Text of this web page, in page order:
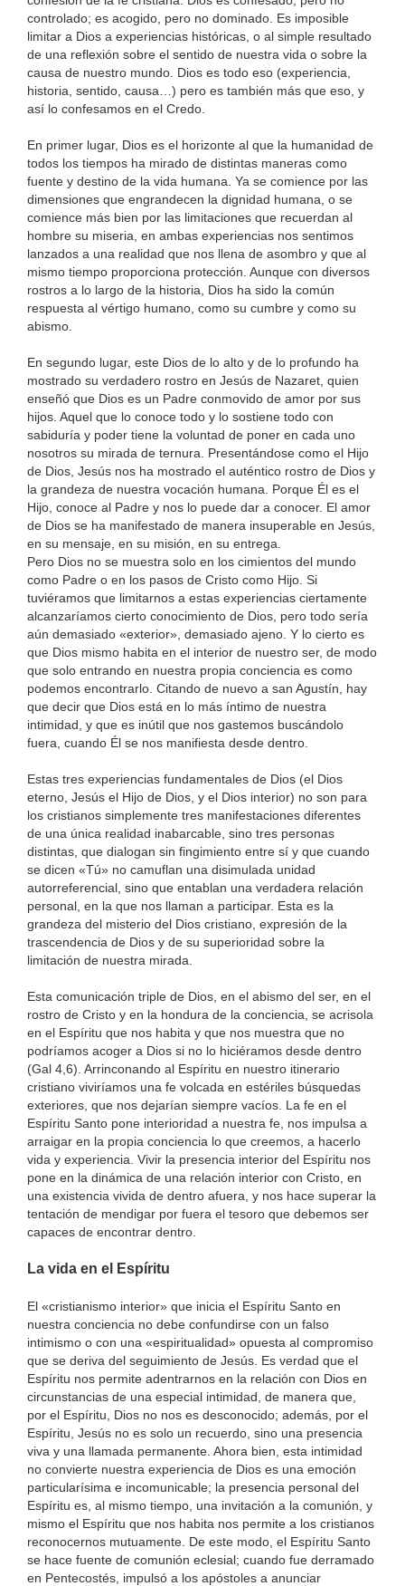
controlado; es acogido, pero no dominado. Es imposible
limitar a Dios a experiencias históricas, o al simple resultado
de una reflexión sobre el sentido de nuestra vida o sobre la
causa de nuestro mundo. Dios es todo eso (experiencia,
historia, sentido, causa…) pero es también más que eso, y
así lo confesamos en el Credo.
En primer lugar, Dios es el horizonte al que la humanidad de
todos los tiempos ha mirado de distintas maneras como
fuente y destino de la vida humana. Ya se comience por las
dimensiones que engrandecen la dignidad humana, o se
comience más bien por las limitaciones que recuerdan al
hombre su miseria, en ambas experiencias nos sentimos
lanzados a una realidad que nos llena de asombro y que al
mismo tiempo proporciona protección. Aunque con diversos
rostros a lo largo de la historia, Dios ha sido la común
respuesta al vértigo humano, como su cumbre y como su
abismo.
En segundo lugar, este Dios de lo alto y de lo profundo ha
mostrado su verdadero rostro en Jesús de Nazaret, quien
enseñó que Dios es un Padre conmovido de amor por sus
hijos. Aquel que lo conoce todo y lo sostiene todo con
sabiduría y poder tiene la voluntad de poner en cada uno
nosotros su mirada de ternura. Presentándose como el Hijo
de Dios, Jesús nos ha mostrado el auténtico rostro de Dios y
la grandeza de nuestra vocación humana. Porque Él es el
Hijo, conoce al Padre y nos lo puede dar a conocer. El amor
de Dios se ha manifestado de manera insuperable en Jesús,
en su mensaje, en su misión, en su entrega.
Pero Dios no se muestra solo en los cimientos del mundo
como Padre o en los pasos de Cristo como Hijo. Si
tuviéramos que limitarnos a estas experiencias ciertamente
alcanzaríamos cierto conocimiento de Dios, pero todo sería
aún demasiado «exterior», demasiado ajeno. Y lo cierto es
que Dios mismo habita en el interior de nuestro ser, de modo
que solo entrando en nuestra propia conciencia es como
podemos encontrarlo. Citando de nuevo a san Agustín, hay
que decir que Dios está en lo más íntimo de nuestra
intimidad, y que es inútil que nos gastemos buscándolo
fuera, cuando Él se nos manifiesta desde dentro.
Estas tres experiencias fundamentales de Dios (el Dios
eterno, Jesús el Hijo de Dios, y el Dios interior) no son para
los cristianos simplemente tres manifestaciones diferentes
de una única realidad inabarcable, sino tres personas
distintas, que dialogan sin fingimiento entre sí y que cuando
se dicen «Tú» no camuflan una disimulada unidad
autorreferencial, sino que entablan una verdadera relación
personal, en la que nos llaman a participar. Esta es la
grandeza del misterio del Dios cristiano, expresión de la
trascendencia de Dios y de su superioridad sobre la
limitación de nuestra mirada.
Esta comunicación triple de Dios, en el abismo del ser, en el
rostro de Cristo y en la hondura de la conciencia, se acrisola
en el Espíritu que nos habita y que nos muestra que no
podríamos acoger a Dios si no lo hiciéramos desde dentro
(Gal 4,6). Arrinconando al Espíritu en nuestro itinerario
cristiano viviríamos una fe volcada en estériles búsquedas
exteriores, que nos dejarían siempre vacíos. La fe en el
Espíritu Santo pone interioridad a nuestra fe, nos impulsa a
arraigar en la propia conciencia lo que creemos, a hacerlo
vida y experiencia. Vivir la presencia interior del Espíritu nos
pone en la dinámica de una relación interior con Cristo, en
una existencia vivida de dentro afuera, y nos hace superar la
tentación de mendigar por fuera el tesoro que debemos ser
capaces de encontrar dentro.
La vida en el Espíritu
El «cristianismo interior» que inicia el Espíritu Santo en
nuestra conciencia no debe confundirse con un falso
intimismo o con una «espiritualidad» opuesta al compromiso
que se deriva del seguimiento de Jesús. Es verdad que el
Espíritu nos permite adentrarnos en la relación con Dios en
circunstancias de una especial intimidad, de manera que,
por el Espíritu, Dios no nos es desconocido; además, por el
Espíritu, Jesús no es solo un recuerdo, sino una presencia
viva y una llamada permanente. Ahora bien, esta intimidad
no convierte nuestra experiencia de Dios es una emoción
particularísima e incomunicable; la presencia personal del
Espíritu es, al mismo tiempo, una invitación a la comunión, y
mismo el Espíritu que nos habita nos permite a los cristianos
reconocernos mutuamente. De este modo, el Espíritu Santo
se hace fuente de comunión eclesial; cuando fue derramado
en Pentecostés, impulsó a los apóstoles a anunciar